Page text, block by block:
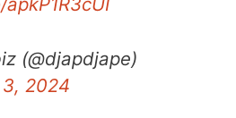
(@djapdjape)
2024